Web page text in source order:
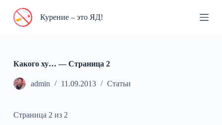
П
и
Курение – это ЯД!
Какого ху… — Cтраница 2
admin 11.09.2013 Статьи
Страница 2 из 2